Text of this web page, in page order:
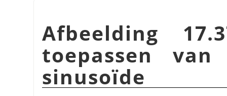
Afbeelding
toepassen
sinusoïde